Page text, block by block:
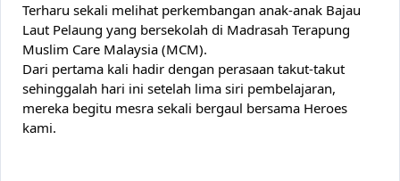
Terharu sekali melihat perkembangan anak-anak Bajau
Laut Pelaung yang bersekolah di Madrasah Terapung
Muslim Care Malaysia (MCM).
Dari pertama kali hadir dengan perasaan takut-takut
sehinggalah hari ini setelah lima siri pembelajaran,
mereka begitu mesra sekali bergaul bersama Heroes
kami.